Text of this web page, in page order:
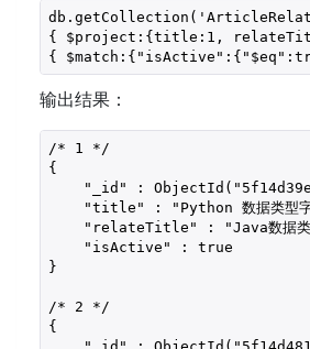
{ $project:{title:1,
{
输出结果：
/* 1 */
{
"_id" :
"title" : "Python 数据类型
"relateTitle" : "Java数据类
    "isActive" : true
}
/* 2 */
{
"_id" :